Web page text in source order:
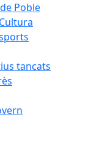
Poble
tancats